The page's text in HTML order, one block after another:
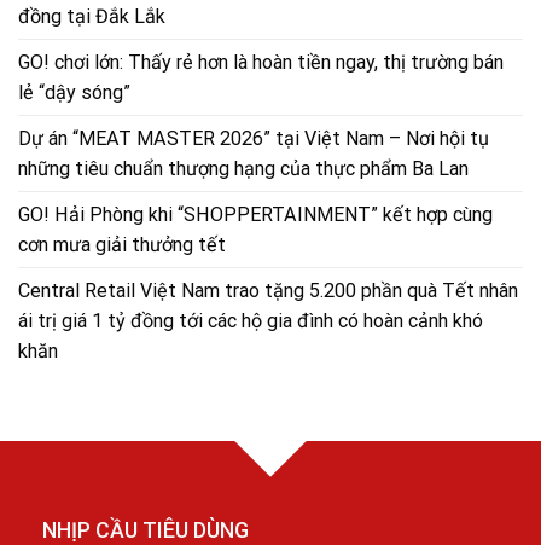
đồng tại Đắk Lắk
GO! chơi lớn: Thấy rẻ hơn là hoàn tiền ngay, thị trường bán
lẻ “dậy sóng”
Dự án “MEAT MASTER 2026” tại Việt Nam – Nơi hội tụ
những tiêu chuẩn thượng hạng của thực phẩm Ba Lan
GO! Hải Phòng khi “SHOPPERTAINMENT” kết hợp cùng
cơn mưa giải thưởng tết
Central Retail Việt Nam trao tặng 5.200 phần quà Tết nhân
ái trị giá 1 tỷ đồng tới các hộ gia đình có hoàn cảnh khó
khăn
NHỊP CẦU TIÊU DÙNG